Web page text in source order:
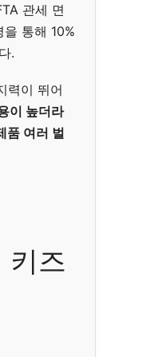
관세 면
통해 10%
.
력이 뛰어
이 높더라
품 여러 벌
키즈